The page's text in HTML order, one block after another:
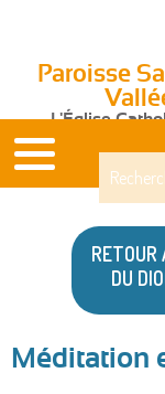
Paroisse
L'Église
RETOUR
DU
Méditation